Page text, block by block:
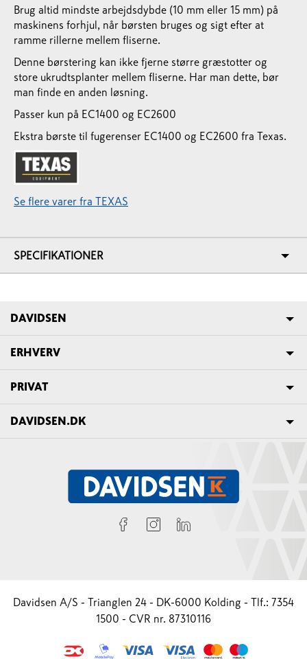
Brug altid mindste arbejdsdybde (10 mm eller 15 mm) på
maskinens forhjul, når børsten bruges og sigt efter at
ramme rillerne mellem fliserne.
Denne børstering kan ikke fjerne større græstotter og
store ukrudtsplanter mellem fliserne. Har man dette, bør
man finde en anden løsning.
Passer kun på EC1400 og EC2600
Ekstra børste til fugerenser EC1400 og EC2600 fra Texas.
Se flere varer fra TEXAS
SPECIFIKATIONER
DAVIDSEN
ERHVERV
PRIVAT
DAVIDSEN.DK
Davidsen A/S - Trianglen 24 - DK-6000 Kolding - Tlf.: 7354
1500 - CVR nr. 87310116